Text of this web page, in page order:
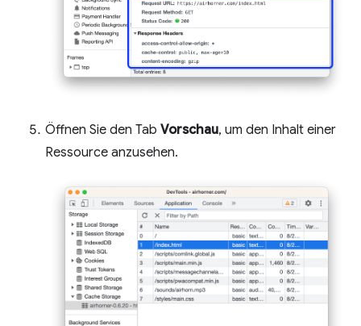
Öffnen Sie den Tab Vorschau, um den Inhalt einer
Ressource anzusehen.